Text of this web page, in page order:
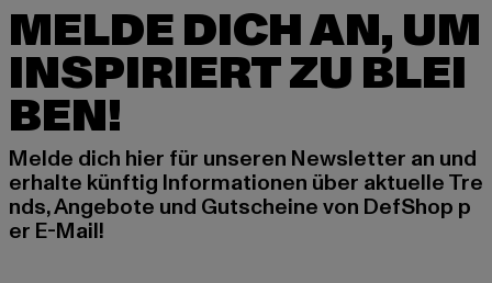
MELDE DICH AN, UM
INSPIRIERT ZU BLEI
BEN!
Melde dich hier für unseren Newsletter an und
erhalte künftig Informationen über aktuelle Tre
nds, Angebote und Gutscheine von DefShop p
er E-Mail!